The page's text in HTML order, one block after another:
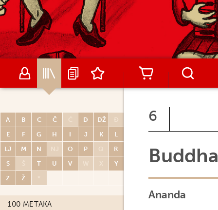
A B C Č Ć D DŽ
Đ
E
F G H I J K
L
LJ
M N NJ O P Q
R
S
Š T U V W X
Y
Z
Ž *
100 METAKA
6
Buddha
Ananda